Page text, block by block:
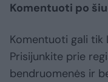
Komentuoti po
Komentuoti gali
Prisijunkite prie
bendruomenės ir